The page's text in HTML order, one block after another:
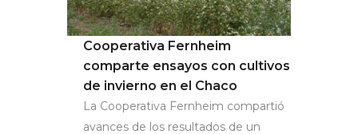
Cooperativa Fernheim
comparte ensayos con cultivos
de invierno en el Chaco
La Cooperativa Fernheim compartió
avances de los resultados de un